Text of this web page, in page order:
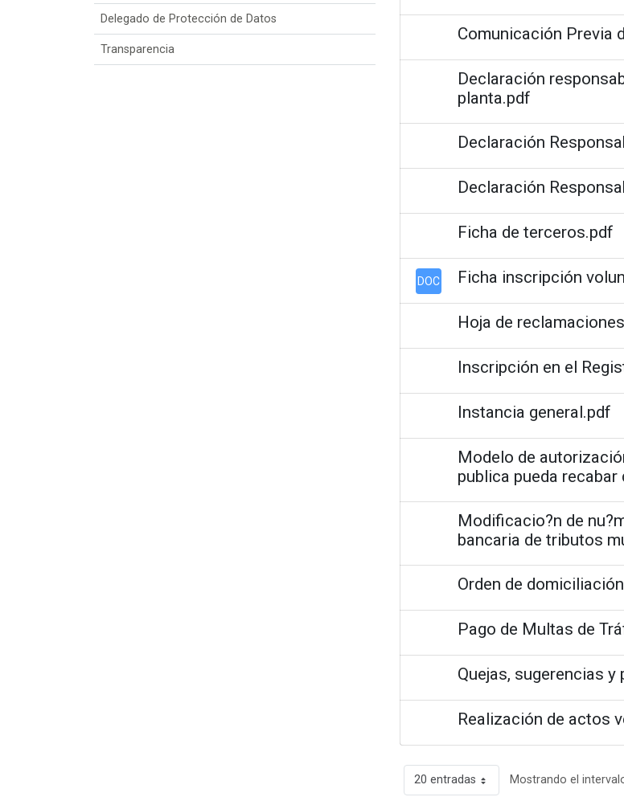
Delegado de Protección de Datos
Transparencia
Comunicación Previa
Declaración
planta.pdf
Declaración
Declaración
Ficha de terceros.pdf
DOC Ficha inscripción
Hoja de
Inscripción en el
Instancia general.pdf
Modelo de
publica pueda
Modificacio?n de
bancaria de tributos
Orden de
Pago de Multas de
Quejas, sugerencias
Realización de actos
20 entradas Mostrando el